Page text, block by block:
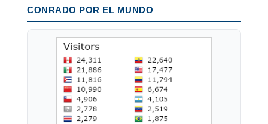
CONRADO POR EL MUNDO